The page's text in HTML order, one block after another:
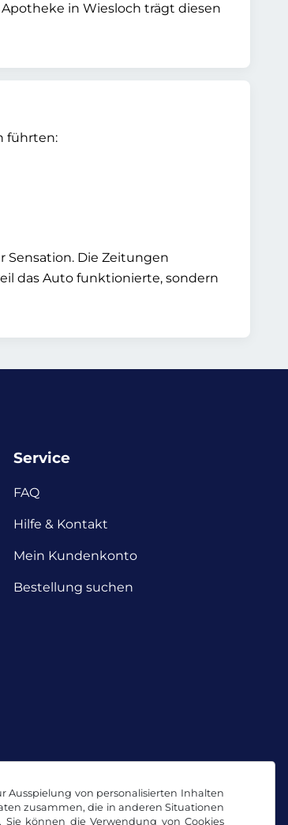
Ausspielung von personalisierten Inhalten
zusammen, die in anderen Situationen
. Sie können die Verwendung von Cookies
in Wiesloch trägt diesen
führten:
Sensation. Die Zeitungen
das Auto funktionierte, sondern
Service
FAQ
Hilfe & Kontakt
Mein Kundenkonto
Bestellung suchen